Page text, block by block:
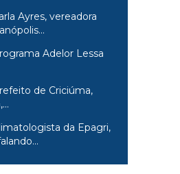
Ayres, vereadora
Adelor Lessa
de Criciúma,
da Epagri,